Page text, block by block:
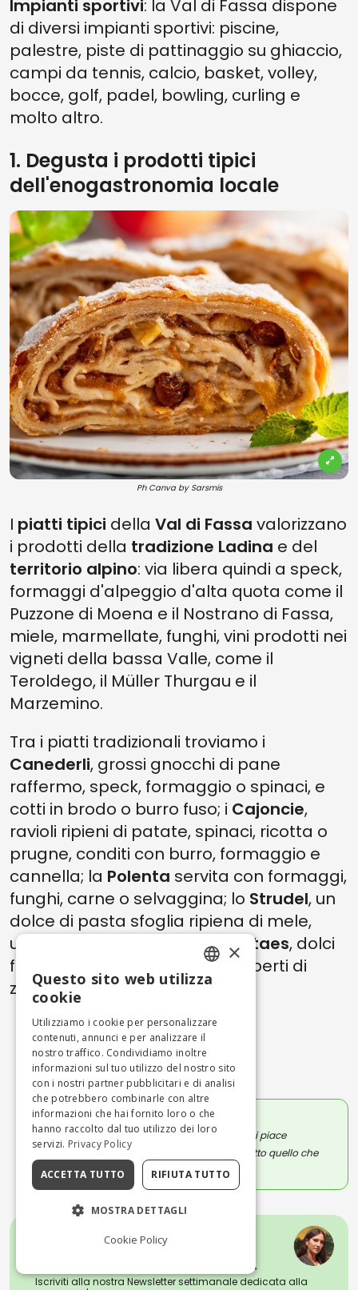
Impianti sportivi: la Val di Fassa dispone
di diversi impianti sportivi: piscine,
palestre, piste di pattinaggio su ghiaccio,
campi da tennis, calcio, basket, volley,
bocce, golf, padel, bowling, curling e
molto altro.
1. Degusta i prodotti tipici
dell'enogastronomia locale
Ph Canva by Sarsmis
I piatti tipici della Val di Fassa valorizzano
i prodotti della tradizione Ladina e del
territorio alpino: via libera quindi a speck,
formaggi d'alpeggio d'alta quota come il
Puzzone di Moena e il Nostrano di Fassa,
miele, marmellate, funghi, vini prodotti nei
vigneti della bassa Valle, come il
Teroldego, il Müller Thurgau e il
Marzemino.
Tra i piatti tradizionali troviamo i
Canederli, grossi gnocchi di pane
raffermo, speck, formaggio o spinaci, e
cotti in brodo o burro fuso; i Cajoncie,
ravioli ripieni di patate, spinaci, ricotta o
prugne, conditi con burro, formaggio e
cannella; la Polenta servita con formaggi,
funghi, carne o selvaggina; lo Strudel, un
dolce di pasta sfoglia ripiena di mele,
uvetta, pinoli e cannella; le Fortaes, dolci
fritti a forma di chiocciola, ricoperti di
zucchero e marmellata.
L'autore
Scritto il 29/02/2024
SARA MILANOLO
Amo viaggiare, soprattutto a piedi: mi piace
raccontare con parole e immagini tutto quello che
vedo.
Iscriviti alla nostra Newsletter settimanale dedicata alla
ENGLISH
ITALIAN
×
Questo sito web utilizza
cookie
Utilizziamo i cookie per personalizzare
contenuti, annunci e per analizzare il
nostro traffico. Condividiamo inoltre
informazioni sul tuo utilizzo del nostro sito
con i nostri partner pubblicitari e di analisi
che potrebbero combinarle con altre
informazioni che hai fornito loro o che
hanno raccolto dal tuo utilizzo dei loro
servizi. Privacy Policy
ACCETTA TUTTO RIFIUTA TUTTO
MOSTRA DETTAGLI
Cookie Policy